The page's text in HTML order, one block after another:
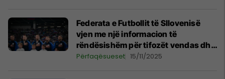
Federata e Futbollit të Sllovenisë
vjen me një informacion të
rëndësishëm për tifozët vendas dhe
ata të Kosovës
Përfaqësueset 15/11/2025